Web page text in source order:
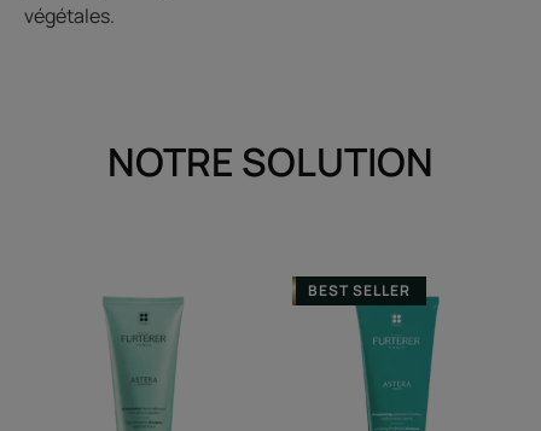
végétales.
NOTRE SOLUTION
haute
tolérance
Shampooing
apaisant
fraîcheur
BEST SELLER